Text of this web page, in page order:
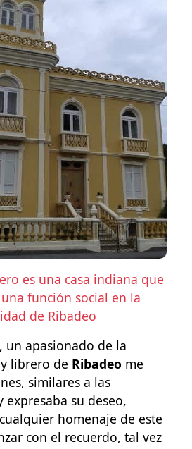
es una casa indiana que
función social en la
de Ribadeo
un apasionado de la
librero de Ribadeo me
similares a las
expresaba su deseo,
homenaje de este
con el recuerdo, tal vez